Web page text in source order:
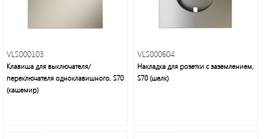
Мелкая
бытовая
VLS000103
Клавиша для выключателя/
переключателя одноклавишного, S70
(кашемир)
VLS000604
Накладка для розетки с заземлением,
S70 (шелк)